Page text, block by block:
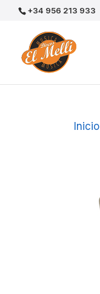
+34 956 213 933
Inicio